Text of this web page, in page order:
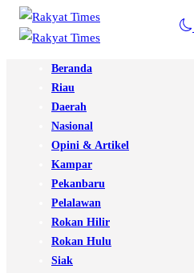
Beranda
Riau
Daerah
Nasional
Opini & Artikel
Kampar
Pekanbaru
Pelalawan
Rokan Hilir
Rokan Hulu
Siak